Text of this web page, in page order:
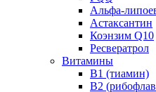
Альфа-
Астаксантин
Коэнзим Q10
Ресвератрол
Витамины
B1 (тиамин)
B2